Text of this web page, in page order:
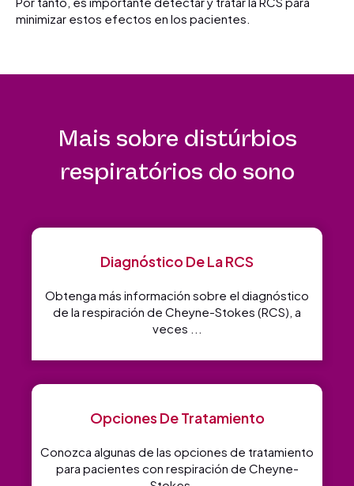
minimizar estos efectos en los pacientes.
Mais sobre distúrbios
respiratórios do sono
Diagnóstico De La RCS
Obtenga más información sobre el diagnóstico
de la respiración de Cheyne-Stokes (RCS), a
veces ...
Opciones De Tratamiento
Conozca algunas de las opciones de tratamiento
para pacientes con respiración de Cheyne-